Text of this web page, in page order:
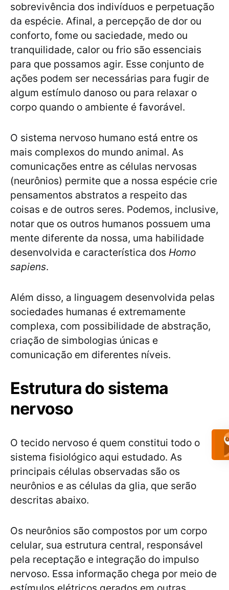
sobrevivência dos indivíduos e perpetuação
da espécie. Afinal, a percepção de dor ou
conforto, fome ou saciedade, medo ou
tranquilidade, calor ou frio são essenciais
para que possamos agir. Esse conjunto de
ações podem ser necessárias para fugir de
algum estímulo danoso ou para relaxar o
corpo quando o ambiente é favorável.
O sistema nervoso humano está entre os
mais complexos do mundo animal. As
comunicações entre as células nervosas
(neurônios) permite que a nossa espécie crie
pensamentos abstratos a respeito das
coisas e de outros seres. Podemos, inclusive,
notar que os outros humanos possuem uma
mente diferente da nossa, uma habilidade
desenvolvida e característica dos Homo
sapiens.
Além disso, a linguagem desenvolvida pelas
sociedades humanas é extremamente
complexa, com possibilidade de abstração,
criação de simbologias únicas e
comunicação em diferentes níveis.
Estrutura do sistema
nervoso
O tecido nervoso é quem constitui todo o
sistema fisiológico aqui estudado. As
principais células observadas são os
neurônios e as células da glia, que serão
descritas abaixo.
Os neurônios são compostos por um corpo
celular, sua estrutura central, responsável
pela receptação e integração do impulso
nervoso. Essa informação chega por meio de